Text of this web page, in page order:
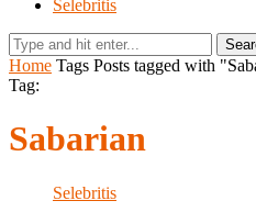
Selebritis
Home Tags Posts tagged with
Tag:
Sabarian
Selebritis